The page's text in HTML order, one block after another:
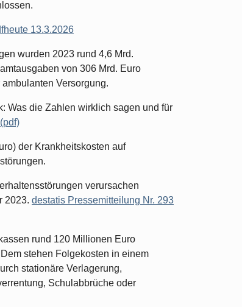
13.3.2026
wurden 2023 rund 4,6 Mrd.
von 306 Mrd. Euro
Versorgung.
Was die Zahlen wirklich sagen und für
der Krankheitskosten auf
verursachen
2023. destatis Pressemitteilung Nr. 293
rund 120 Millionen Euro
stehen Folgekosten in einem
stationäre Verlagerung,
Schulabbrüche oder